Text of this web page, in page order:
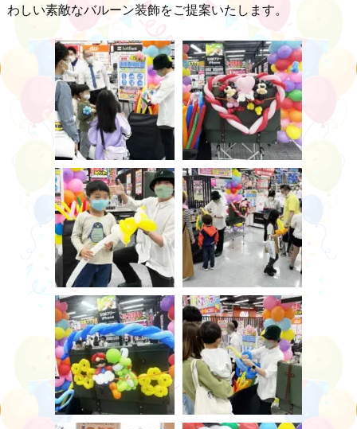
わしい素敵なバルーン装飾をご提案いたします。